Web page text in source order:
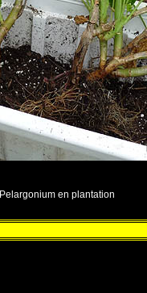
Pelargonium en plantation